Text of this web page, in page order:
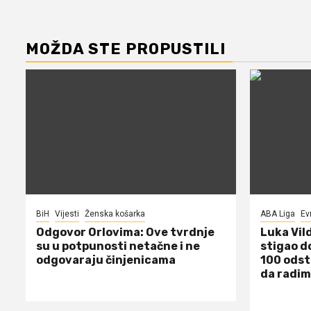
MOŽDA STE PROPUSTILI
BiH Vijesti Ženska košarka
Odgovor Orlovima: ​Ove tvrdnje
su u potpunosti netačne i ne
odgovaraju činjenicama
ABA Liga
Luka
stigao
100
da